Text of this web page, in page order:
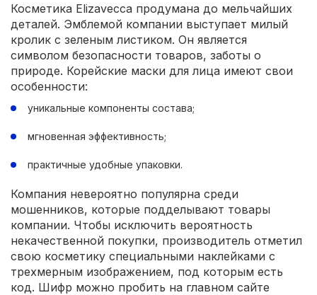
Косметика Elizavecca продумана до мельчайших
деталей. Эмблемой компании выступает милый
кролик с зеленым листиком. Он является
символом безопасности товаров, заботы о
природе. Корейские маски для лица имеют свои
особенности:
уникальные компоненты состава;
мгновенная эффективность;
практичные удобные упаковки.
Компания невероятно популярна среди
мошенников, которые подделывают товары
компании. Чтобы исключить вероятность
некачественной покупки, производитель отметил
свою косметику специальными наклейками с
трехмерным изображением, под которым есть
код. Шифр можно пробить на главном сайте